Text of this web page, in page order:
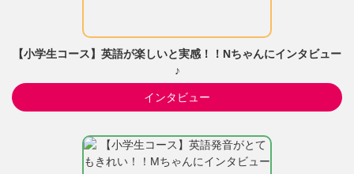
【小学生コース】英語が楽しいと実感！！Nちゃんにインタビュー
♪
インタビュー